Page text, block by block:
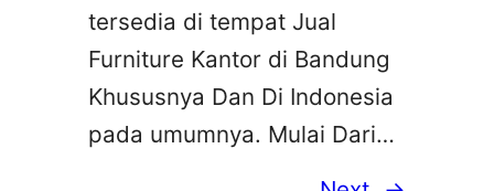
tersedia di tempat Jual
Furniture Kantor di Bandung
Khususnya Dan Di Indonesia
pada umumnya. Mulai Dari…